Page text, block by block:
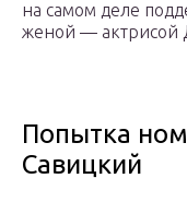
на самом деле
женой — актрисой
Попытка
Савицкий